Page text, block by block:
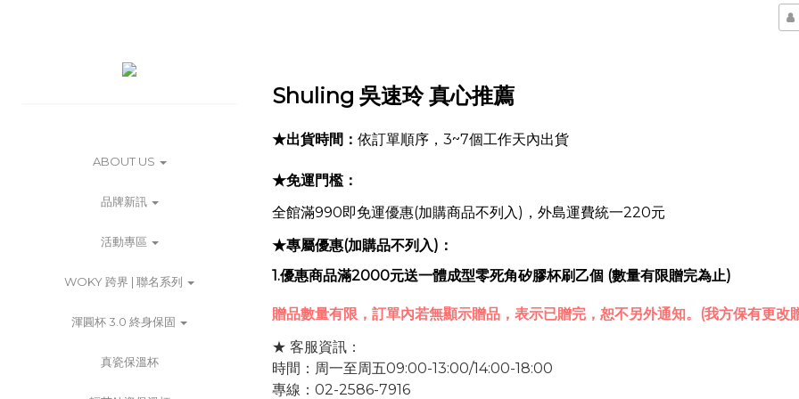
ABOUT US
品牌新訊
活動專區
WOKY 跨界 | 聯名系列
渾圓杯 3.0 終身保固
真瓷保溫杯
Shuling 吳速玲 真心推薦
★出貨時間： 依訂單順序，3~7個工作天內出貨
★免運門檻：
全館滿990即免運優惠(加購商品不列入)，外島運費統一220元
★專屬優惠(加購品不列入)：
1.優惠商品滿2000元送一體成型零死角矽膠杯刷乙個 (數量有限贈完為止)
贈品數量有限，訂單內若無顯示贈品，表示已贈完，恕不另外通知。(我方保有更改
★ 客服資訊：
時間：周一至周五09:00-13:00/14:00-18:00
專線：02-2586-7916